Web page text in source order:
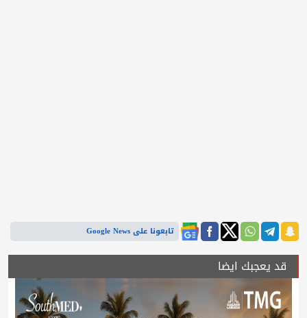
تابعونا على Google News
قد يعجبك ايضا